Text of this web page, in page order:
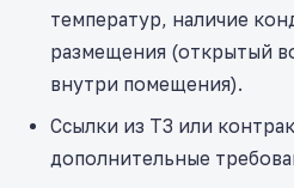
температур, наличие
размещения (открытый
внутри помещения).
Ссылки из ТЗ или
дополнительные